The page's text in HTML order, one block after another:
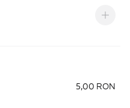
5,00 RON